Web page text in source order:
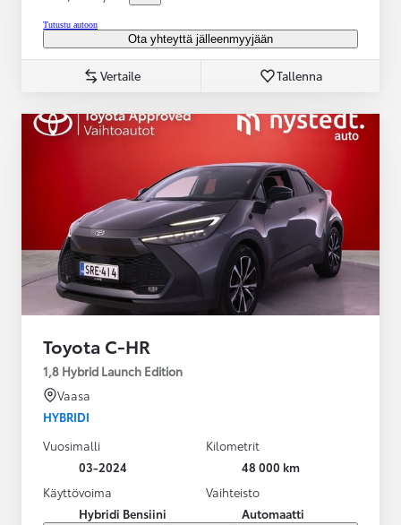
Tutustu autoon
Ota yhteyttä jälleenmyyjään
Vertaile Tallenna
Toyota C-HR
1,8 Hybrid Launch Edition
Vaasa
HYBRIDI
Vuosimalli
03-2024
Kilometrit
48 000 km
Käyttövoima
Hybridi Bensiini
Vaihteisto
Automaatti